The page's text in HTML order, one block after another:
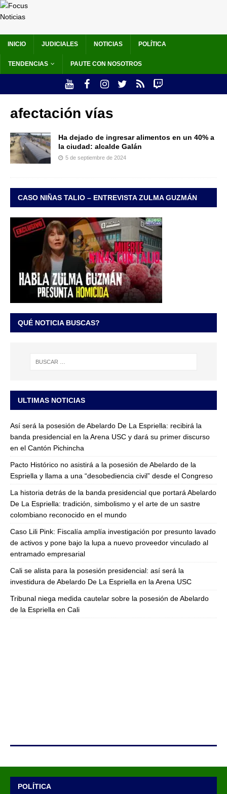
INICIO JUDICIALES NOTICIAS POLÍTICA
TENDENCIAS PAUTE CON NOSOTROS
afectación vías
Ha dejado de ingresar alimentos en un 40% a
la ciudad: alcalde Galán
5 de septiembre de 2024
CASO NIÑAS TALIO – ENTREVISTA ZULMA GUZMÁN
QUÉ NOTICIA BUSCAS?
ULTIMAS NOTICIAS
Así será la posesión de Abelardo De La Espriella: recibirá la
banda presidencial en la Arena USC y dará su primer discurso
en el Cantón Pichincha
Pacto Histórico no asistirá a la posesión de Abelardo de la
Espriella y llama a una “desobediencia civil” desde el Congreso
La historia detrás de la banda presidencial que portará Abelardo
De La Espriella: tradición, simbolismo y el arte de un sastre
colombiano reconocido en el mundo
Caso Lili Pink: Fiscalía amplía investigación por presunto lavado
de activos y pone bajo la lupa a nuevo proveedor vinculado al
entramado empresarial
Cali se alista para la posesión presidencial: así será la
investidura de Abelardo De La Espriella en la Arena USC
Tribunal niega medida cautelar sobre la posesión de Abelardo
de la Espriella en Cali
POLÍTICA